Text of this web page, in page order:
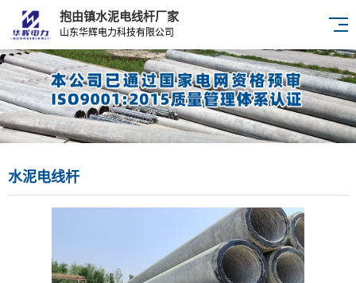
抱由镇水泥电线杆厂家
山东华辉电力科技有限公司
水泥电线杆